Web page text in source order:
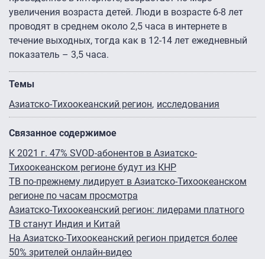
увеличения возраста детей. Люди в возрасте 6-8 лет
проводят в среднем около 2,5 часа в интернете в
течение выходных, тогда как в 12-14 лет ежедневный
показатель – 3,5 часа.
Темы
Азиатско-Тихоокеанский регион исследования
Связанное содержимое
К 2021 г. 47% SVOD-абонентов в Азиатско-
Тихоокеанском регионе будут из КНР
ТВ по-прежнему лидирует в Азиатско-Тихоокеанском
регионе по часам просмотра
Азиатско-Тихоокеанский регион: лидерами платного
ТВ станут Индия и Китай
На Азиатско-Тихоокеанский регион придется более
50% зрителей онлайн-видео